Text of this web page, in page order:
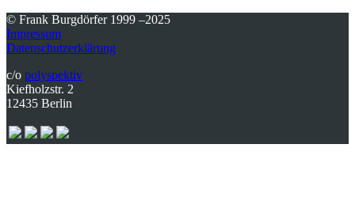
© Frank Burgdörfer 1999 –2025
Impressum
Datenschutzerklärung
c/o polyspektiv
Kiefholzstr. 2
12435 Berlin